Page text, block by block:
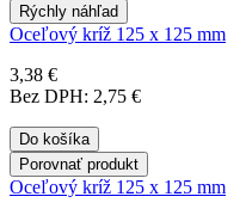
Rýchly náhľad
Oceľový kríž 125 x 125 mm
3,38 €
Bez DPH: 2,75 €
Do košíka
Porovnať produkt
Oceľový kríž 125 x 125 mm